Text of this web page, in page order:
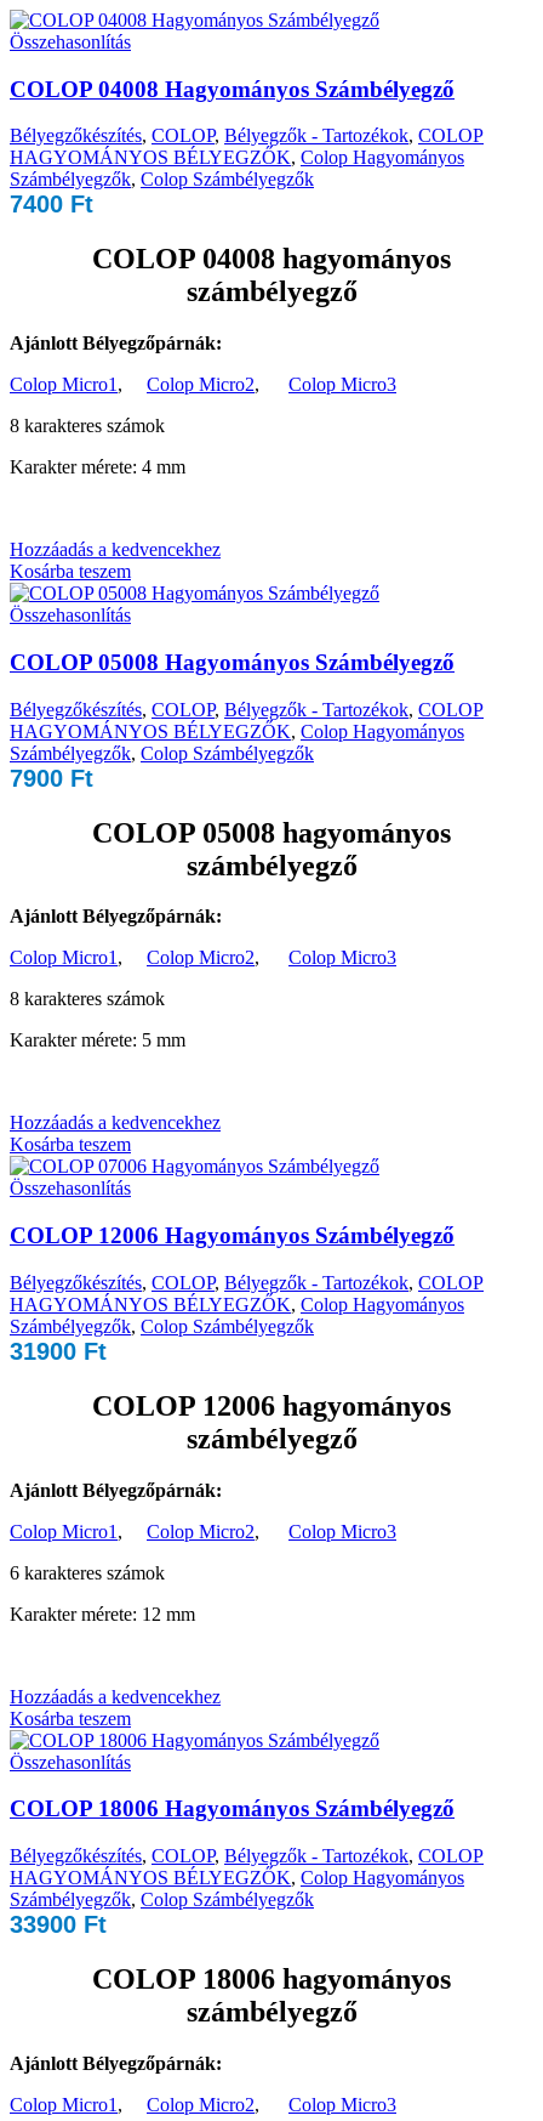
Összehasonlítás
COLOP 04008 Hagyományos Számbélyegző
Bélyegzőkészítés, COLOP, Bélyegzők - Tartozékok, COLOP
HAGYOMÁNYOS BÉLYEGZŐK, Colop Hagyományos
Számbélyegzők, Colop Számbélyegzők
7400 Ft
COLOP 04008 hagyományos
számbélyegző
Ajánlott Bélyegzőpárnák:
Colop Micro1 , Colop Micro2, Colop Micro3
8 karakteres számok
Karakter mérete: 4 mm
Hozzáadás a kedvencekhez
Kosárba teszem
Összehasonlítás
COLOP 05008 Hagyományos Számbélyegző
Bélyegzőkészítés, COLOP, Bélyegzők - Tartozékok, COLOP
HAGYOMÁNYOS BÉLYEGZŐK, Colop Hagyományos
Számbélyegzők, Colop Számbélyegzők
7900 Ft
COLOP 05008 hagyományos
számbélyegző
Ajánlott Bélyegzőpárnák:
Colop Micro1, Colop Micro2, Colop Micro3
8 karakteres számok
Karakter mérete: 5 mm
Hozzáadás a kedvencekhez
Kosárba teszem
Összehasonlítás
COLOP 12006 Hagyományos Számbélyegző
Bélyegzőkészítés, COLOP, Bélyegzők - Tartozékok, COLOP
HAGYOMÁNYOS BÉLYEGZŐK, Colop Hagyományos
Számbélyegzők, Colop Számbélyegzők
31900 Ft
COLOP 12006 hagyományos
számbélyegző
Ajánlott Bélyegzőpárnák:
Colop Micro1 , Colop Micro2, Colop Micro3
6 karakteres számok
Karakter mérete: 12 mm
Hozzáadás a kedvencekhez
Kosárba teszem
Összehasonlítás
COLOP 18006 Hagyományos Számbélyegző
Bélyegzőkészítés, COLOP, Bélyegzők - Tartozékok, COLOP
HAGYOMÁNYOS BÉLYEGZŐK, Colop Hagyományos
Számbélyegzők, Colop Számbélyegzők
33900 Ft
COLOP 18006 hagyományos
számbélyegző
Ajánlott Bélyegzőpárnák:
Colop Micro1 , Colop Micro2, Colop Micro3